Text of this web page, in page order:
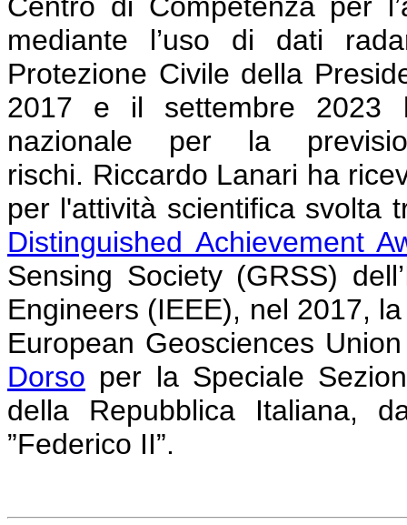
mediante l’uso di dati
Protezione Civile della
2017 e il settembre 2023
nazionale per la
rischi. Riccardo Lanari ha
per l'attività scientifica svolta
Distinguished Achievement
Sensing Society (GRSS)
Engineers (IEEE), nel 2017,
European Geosciences
Dorso per la Speciale
della Repubblica Italiana,
”Federico II”.